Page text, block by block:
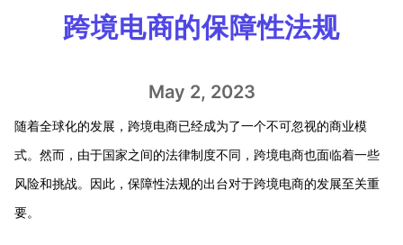
跨境电商的保障性法规
May 2, 2023
随着全球化的发展，跨境电商已经成为了一个不可忽视的商业模
式。然而，由于国家之间的法律制度不同，跨境电商也面临着一些
风险和挑战。因此，保障性法规的出台对于跨境电商的发展至关重
要。